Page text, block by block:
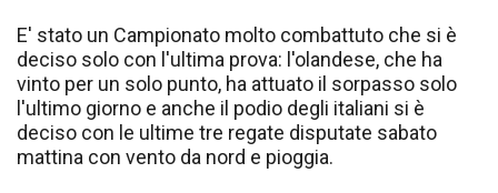
E' stato un Campionato molto combattuto che si è
deciso solo con l'ultima prova: l'olandese, che ha
vinto per un solo punto, ha attuato il sorpasso solo
l'ultimo giorno e anche il podio degli italiani si è
deciso con le ultime tre regate disputate sabato
mattina con vento da nord e pioggia.